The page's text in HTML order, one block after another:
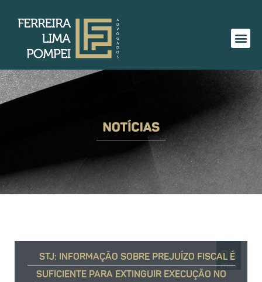
03
mar
STJ: INFORMAÇÃO SOBRE PREJUÍZO FISCAL É
SUFICIENTE PARA EXTINGUIR EXECUÇÃO NO